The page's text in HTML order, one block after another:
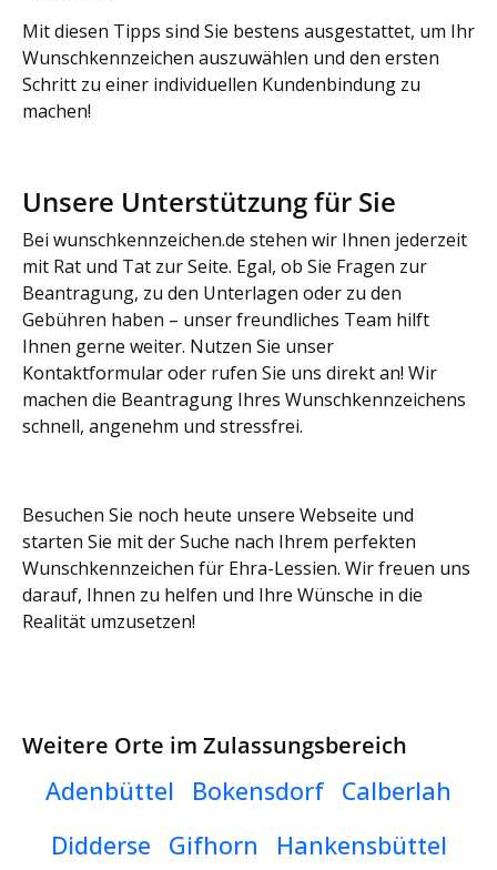
Mit diesen Tipps sind Sie bestens ausgestattet, um Ihr
Wunschkennzeichen auszuwählen und den ersten
Schritt zu einer individuellen Kundenbindung zu
machen!
Unsere Unterstützung für Sie
Bei wunschkennzeichen.de stehen wir Ihnen jederzeit
mit Rat und Tat zur Seite. Egal, ob Sie Fragen zur
Beantragung, zu den Unterlagen oder zu den
Gebühren haben – unser freundliches Team hilft
Ihnen gerne weiter. Nutzen Sie unser
Kontaktformular oder rufen Sie uns direkt an! Wir
machen die Beantragung Ihres Wunschkennzeichens
schnell, angenehm und stressfrei.
Besuchen Sie noch heute unsere Webseite und
starten Sie mit der Suche nach Ihrem perfekten
Wunschkennzeichen für Ehra-Lessien. Wir freuen uns
darauf, Ihnen zu helfen und Ihre Wünsche in die
Realität umzusetzen!
Weitere Orte im Zulassungsbereich
Adenbüttel Bokensdorf Calberlah
Didderse
Gifhorn
Hankensbüttel